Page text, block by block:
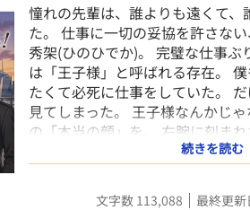
憧れの先輩は、誰よりも遠くて
た。 仕事に一切の妥協を許さな
秀架(ひのひでか)。 完璧な仕事ぶ
は「王子様」と呼ばれる存在。
たくて必死に仕事をしていた。
見てしまった。 王子様なんかじ
の「本当の顔」を。 右腕に刻ま
ない傷跡。 触れてはいけない。
にも、そう言われた。 それでも
先輩が好きだった。
続きを読む
文字数 113,088 最終更